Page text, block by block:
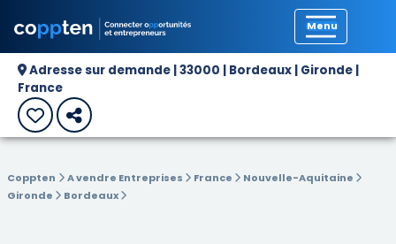
Adresse sur demande | 33000 | Bordeaux | Gironde |
France
Coppten A vendre Entreprises France
Nouvelle-Aquitaine
Gironde
Bordeaux